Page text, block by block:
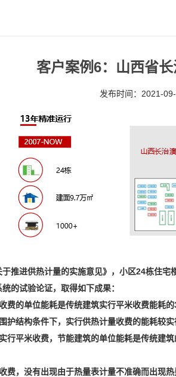
客户案例6：山西省
发布时间：2021-
推进供热计量的实施意见》，小区24栋住
的试验论证，取得如下成果：
费的单位能耗是传统建筑实行平米收费能耗的
护结构条件下，实行供热计量收费的能耗较实
行平米收费，节能建筑的单位能耗是传统建
费，没有出现由于热量表计量不准确而出现